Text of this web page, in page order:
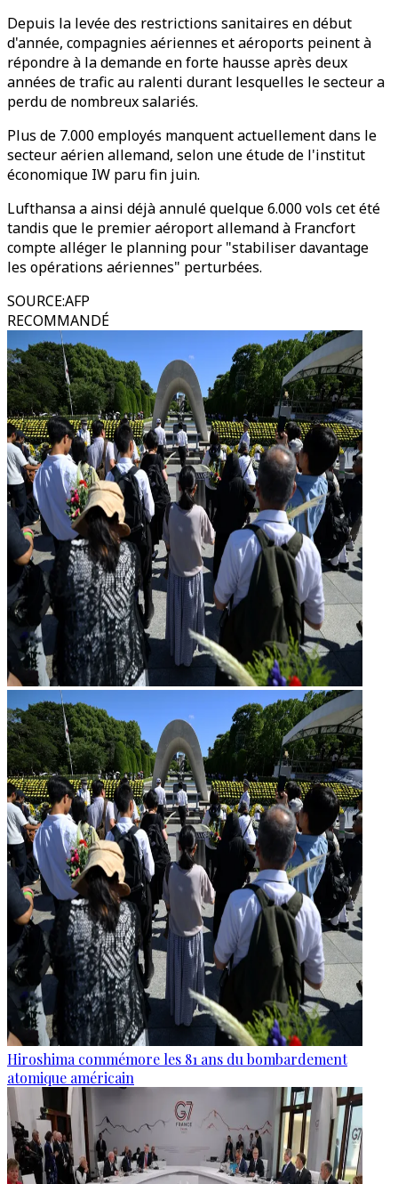
Depuis la levée des restrictions sanitaires en début
d'année, compagnies aériennes et aéroports peinent à
répondre à la demande en forte hausse après deux
années de trafic au ralenti durant lesquelles le secteur a
perdu de nombreux salariés.
Plus de 7.000 employés manquent actuellement dans le
secteur aérien allemand, selon une étude de l'institut
économique IW paru fin juin.
Lufthansa a ainsi déjà annulé quelque 6.000 vols cet été
tandis que le premier aéroport allemand à Francfort
compte alléger le planning pour "stabiliser davantage
les opérations aériennes" perturbées.
SOURCE:AFP
RECOMMANDÉ
Hiroshima commémore les 81 ans du bombardement
atomique américain